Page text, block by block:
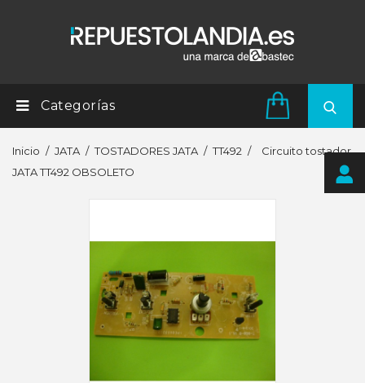
Categorías
Inicio JATA TOSTADORES JATA TT492
Circuito tostador
JATA TT492 OBSOLETO